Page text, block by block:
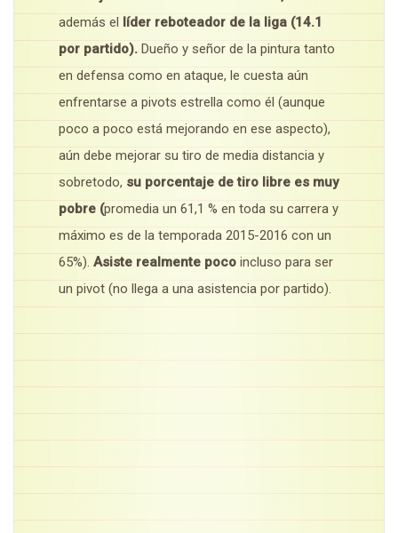
además el
líder reboteador de la liga (14.1
por partido). Dueño y señor de la pintura tanto
en defensa como en ataque, le cuesta aún
enfrentarse a pivots estrella como él (aunque
poco a poco está mejorando en ese aspecto),
aún debe mejorar su tiro de media distancia y
sobretodo, su porcentaje de tiro libre es muy
pobre (promedia un 61,1 % en toda su carrera y
máximo es de la temporada 2015-2016 con un
65%). Asiste realmente poco incluso para ser
un pivot (no llega a una asistencia por partido).